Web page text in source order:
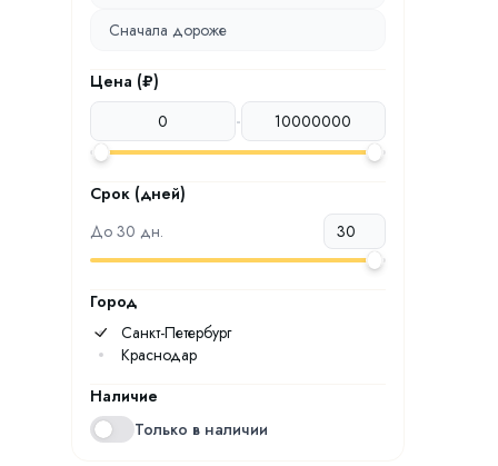
Сначала дороже
Цена (₽)
-
Срок (дней)
До 30 дн.
Город
Санкт-Петербург
Краснодар
Наличие
Только в наличии